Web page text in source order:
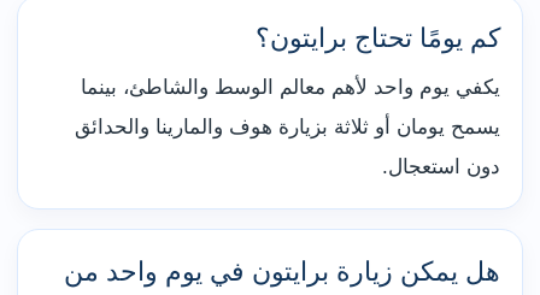
كم يومًا تحتاج برايتون؟
يكفي يوم واحد لأهم معالم الوسط والشاطئ، بينما
يسمح يومان أو ثلاثة بزيارة هوف والمارينا والحدائق
دون استعجال.
هل يمكن زيارة برايتون في يوم واحد من